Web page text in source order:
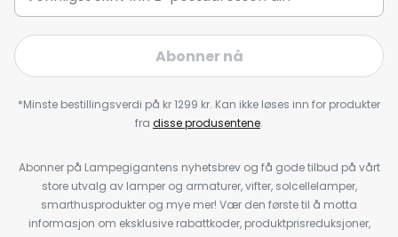
Abonner nå
*Minste bestillingsverdi på kr 1299 kr. Kan ikke løses inn for produkter
fra disse produsentene.
Abonner på Lampegigantens nyhetsbrev og få gode tilbud på vårt
store utvalg av lamper og armaturer, vifter, solcellelamper,
smarthusprodukter og mye mer! Vær den første til å motta
informasjon om eksklusive rabattkoder, produktprisreduksjoner,